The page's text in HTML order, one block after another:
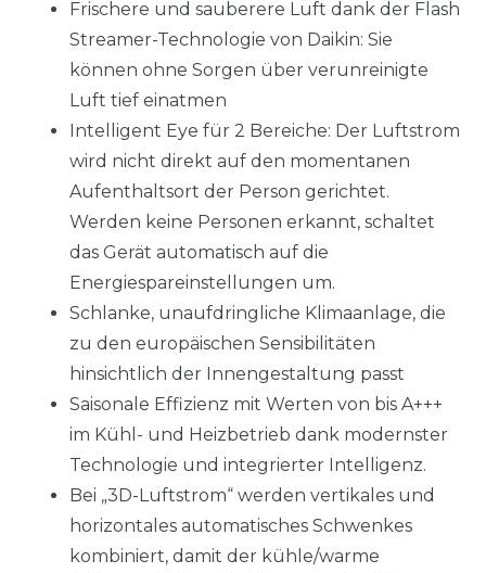
Frischere und sauberere Luft dank der Flash
Streamer-Technologie von Daikin: Sie
können ohne Sorgen über verunreinigte
Luft tief einatmen
Intelligent Eye für 2 Bereiche: Der Luftstrom
wird nicht direkt auf den momentanen
Aufenthaltsort der Person gerichtet.
Werden keine Personen erkannt, schaltet
das Gerät automatisch auf die
Energiespareinstellungen um.
Schlanke, unaufdringliche Klimaanlage, die
zu den europäischen Sensibilitäten
hinsichtlich der Innengestaltung passt
Saisonale Effizienz mit Werten von bis A+++
im Kühl- und Heizbetrieb dank modernster
Technologie und integrierter Intelligenz.
Bei „3D-Luftstrom“ werden vertikales und
horizontales automatisches Schwenkes
kombiniert, damit der kühle/warme